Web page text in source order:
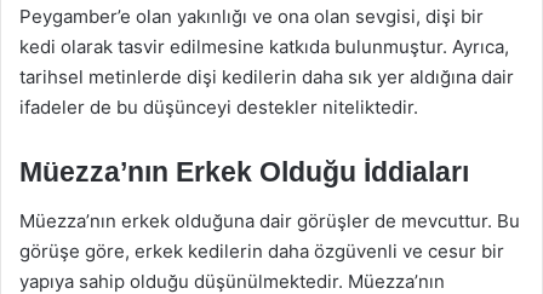
Peygamber’e olan yakınlığı ve ona olan sevgisi, dişi bir
kedi olarak tasvir edilmesine katkıda bulunmuştur. Ayrıca,
tarihsel metinlerde dişi kedilerin daha sık yer aldığına dair
ifadeler de bu düşünceyi destekler niteliktedir.
Müezza’nın Erkek Olduğu İddiaları
Müezza’nın erkek olduğuna dair görüşler de mevcuttur. Bu
görüşe göre, erkek kedilerin daha özgüvenli ve cesur bir
yapıya sahip olduğu düşünülmektedir. Müezza’nın